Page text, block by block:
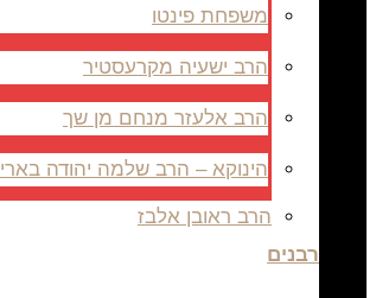
משפחת פינטו
הרב ישעיה מקרעסטיר
הרב אלעזר מנחם מן שך
הינוקא – הרב שלמה יהודה בארי
הרב ראובן אלבז
רבנים